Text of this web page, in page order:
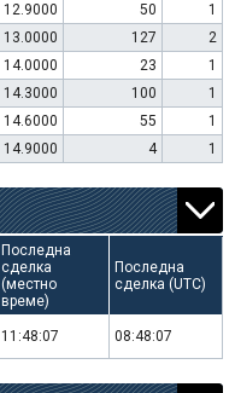
12.9000 50
1
13.0000 127
2
14.0000 23
1
14.3000 100
1
14.6000 55
1
14.9000 4 1
Последна
сделка
(местно
време)
Последна
сделка (UTC)
11:48:07 08:48:07